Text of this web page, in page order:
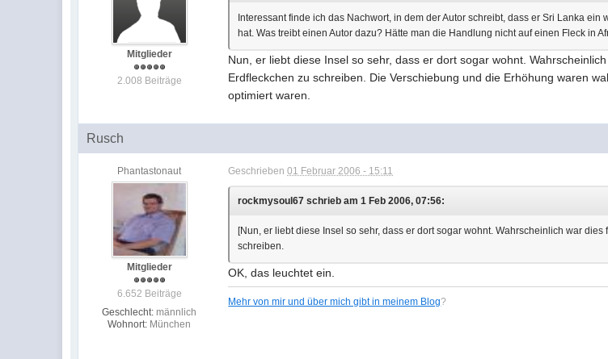
Mitglieder
2.008 Beiträge
Interessant finde ich das Nachwort, in dem der Autor schreibt, dass er Sri Lanka
hat. Was treibt einen Autor dazu? Hätte man die Handlung nicht auf einen Fleck in
Nun, er liebt diese Insel so sehr, dass er dort sogar wohnt.
Erdfleckchen zu schreiben. Die Verschiebung und die Erhöhung waren
optimiert waren.
Rusch
Phantastonaut
Mitglieder
6.652 Beiträge
Geschlecht: männlich
Wohnort: München
Geschrieben01 Februar 2006 - 15:11
rockmysoul67 schrieb am 1 Feb 2006, 07:56:
[Nun, er liebt diese Insel so sehr, dass er dort sogar wohnt. Wahrscheinlich war
schreiben.
OK, das leuchtet ein.
Mehr von mir und über mich gibt in meinem Blog?